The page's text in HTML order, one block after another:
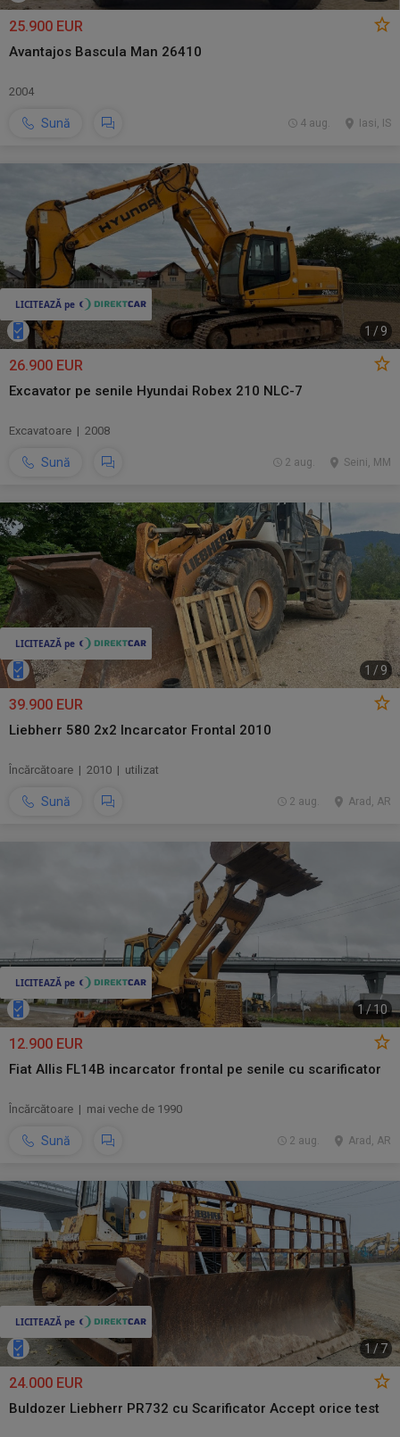
25.900 EUR
Avantajos Bascula Man 26410
2004
Sună Iasi, IS
4 aug.
1 /9
26.900 EUR
Excavator pe senile Hyundai Robex 210 NLC-7
Excavatoare | 2008
Sună Seini, MM
2 aug.
1 /9
39.900 EUR
Liebherr 580 2x2 Incarcator Frontal 2010
Încărcătoare | 2010 | utilizat
Sună Arad, AR
2 aug.
1/10
12.900 EUR
Fiat Allis FL14B incarcator frontal pe senile cu scarificator
Încărcătoare | mai veche de 1990
Sună Arad, AR
2 aug.
1 /7
24.000 EUR
Buldozer Liebherr PR732 cu Scarificator Accept orice test